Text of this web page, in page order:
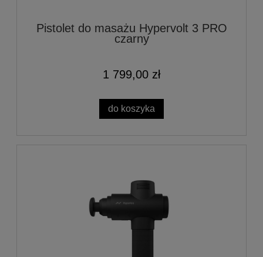
Pistolet do masażu Hypervolt 3 PRO
czarny
1 799,00 zł
do koszyka